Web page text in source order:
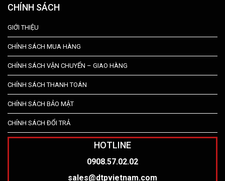
CHÍNH SÁCH
GIỚI THIỆU
CHÍNH SÁCH MUA HÀNG
CHÍNH SÁCH VẬN CHUYỂN – GIAO HÀNG
CHÍNH SÁCH THANH TOÁN
CHÍNH SÁCH BẢO MẬT
CHÍNH SÁCH ĐỔI TRẢ
HOTLINE
0908.57.02.02
sales@dtpvietnam.com